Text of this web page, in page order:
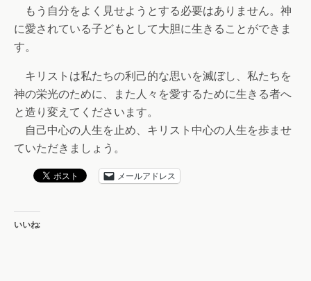
もう自分をよく見せようとする必要はありません。神
に愛されている子どもとして大胆に生きることができま
す。
キリストは私たちの利己的な思いを滅ぼし、私たちを
神の栄光のために、また人々を愛するために生きる者へ
と造り変えてくださいます。
自己中心の人生を止め、キリスト中心の人生を歩ませ
ていただきましょう。
メールアドレス
いいね: